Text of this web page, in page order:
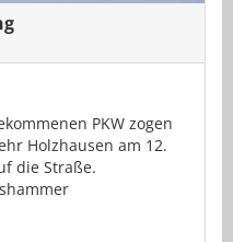
PKW zogen
Holzhausen am 12.
die Straße.